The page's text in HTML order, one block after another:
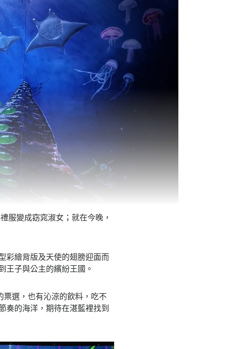
服變成窈窕淑女；就在今晚，
彩繪背版及天使的翅膀迎面而
王子與公主的繽紛王國。
選，也有沁涼的飲料，吃不
奏的海洋，期待在湛藍裡找到